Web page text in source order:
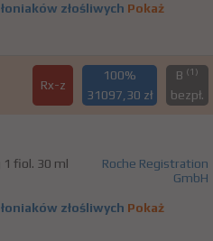
złośliwych Pokaż
Rx-z
100%
31097,30 zł
B (1)
bezpł.
1 fiol. 30 ml
Roche Registration
GmbH
złośliwych Pokaż